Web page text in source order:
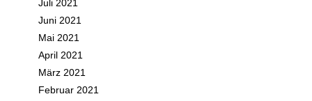
Juli 2021
Juni 2021
Mai 2021
April 2021
März 2021
Februar 2021